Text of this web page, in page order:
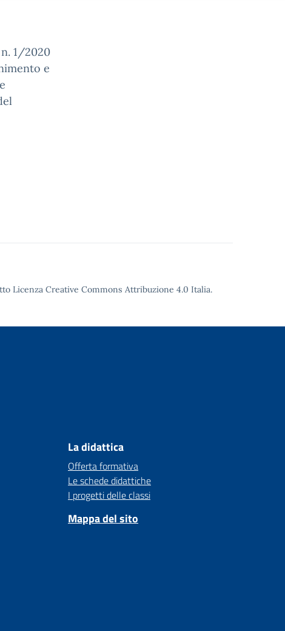
1/2020
e
Licenza Creative Commons Attribuzione 4.0 Italia.
La didattica
Offerta formativa
Le schede didattiche
I progetti delle classi
Mappa del sito